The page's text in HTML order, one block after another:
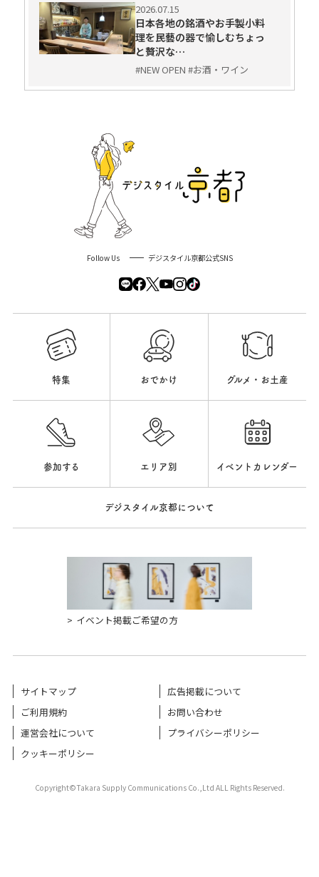
2026.07.15
日本各地の銘酒やお手製小料
理を民藝の器で愉しむちょっ
と贅沢な…
#NEW OPEN #お酒・ワイン
Follow Us デジスタイル京都公式SNS
特集 おでかけ グルメ・お土産
参加する エリア別 イベントカレンダー
デジスタイル京都について
イベント掲載ご希望の方
サイトマップ
広告掲載について
ご利用規約
お問い合わせ
運営会社について
プライバシーポリシー
クッキーポリシー
Copyright©Takara Supply Communications Co.,Ltd ALL Rights Reserved.